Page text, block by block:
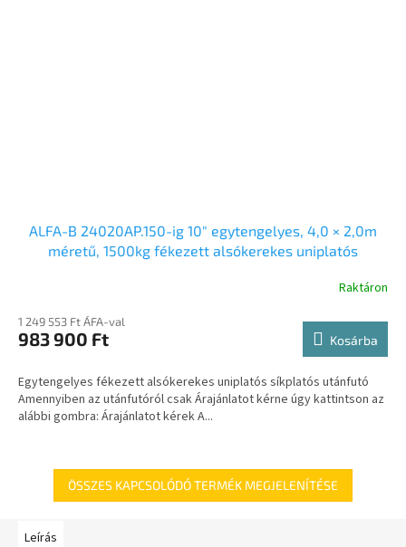
ALFA-B 24020AP.150-ig 10″ egytengelyes, 4,0 × 2,0m
méretű, 1500kg fékezett alsókerekes uniplatós
Raktáron
1 249 553 Ft ÁFA-val
983 900 Ft Kosárba
Egytengelyes fékezett alsókerekes uniplatós síkplatós utánfutó
Amennyiben az utánfutóról csak Árajánlatot kérne úgy kattintson az
alábbi gombra: Árajánlatot kérek A...
ÖSSZES KAPCSOLÓDÓ TERMÉK MEGJELENÍTÉSE
Leírás